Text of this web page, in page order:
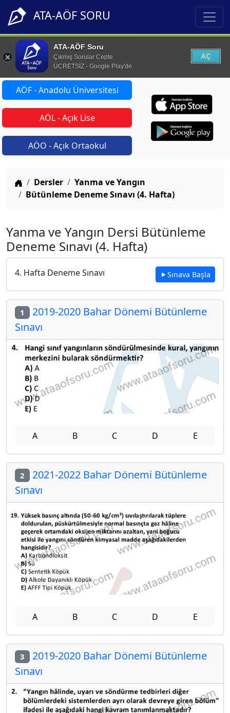
ATA-AÖF SORU
ATA-AÖF Soru
Çıkmış Sorular Cepte
ÜCRETSİZ - Google Play'de
AÇ
AÖF - Anadolu Üniversitesi
AÖL - Açık Lise
AÖO - Açık Ortaokul
Anasayfa
Dersler
Yanma ve Yangın
Bütünleme Deneme Sınavı (4. Hafta)
Yanma ve Yangın Dersi Bütünleme
Deneme Sınavı (4. Hafta)
4. Hafta Deneme Sınavı Sınava Başla
1 2019-2020 Bahar Dönemi Bütünleme
Sınavı
A B C D E
2 2021-2022 Bahar Dönemi Bütünleme
Sınavı
A B C D E
3 2019-2020 Bahar Dönemi Bütünleme
Sınavı